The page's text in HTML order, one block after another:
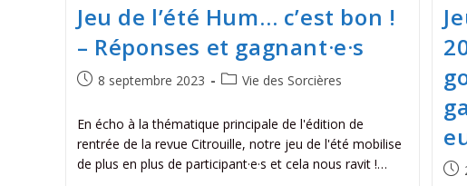
Jeu de l’été Hum… c’est bon !
– Réponses et gagnant·e·s
8 septembre 2023 Vie des Sorcières
En écho à la thématique principale de l'édition de
rentrée de la revue Citrouille, notre jeu de l'été mobilise
de plus en plus de participant·e·s et cela nous ravit !…